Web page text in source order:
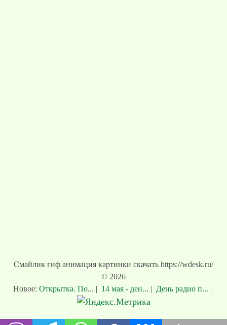
Смайлик гиф анимация картинки скачать https://wdesk.ru/
© 2026
Новое: Открытка. По... | 14 мая - ден... | День радио п... |